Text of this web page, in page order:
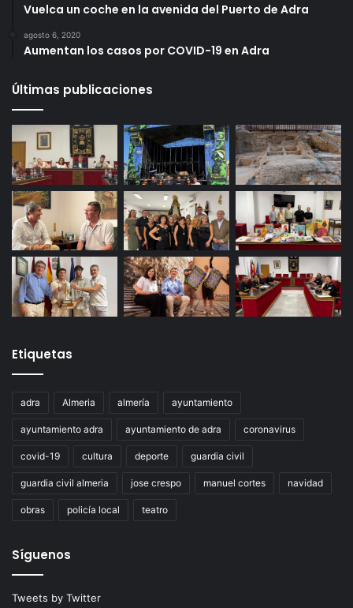
Vuelca un coche en la avenida del Puerto de Adra
agosto 6, 2020
Aumentan los casos por COVID-19 en Adra
Últimas publicaciones
Etiquetas
adra Almeria almería ayuntamiento
ayuntamiento adra ayuntamiento de adra coronavirus
covid-19 cultura deporte guardia civil
guardia civil almeria jose crespo manuel cortes navidad
obras policía local teatro
Síguenos
Tweets by Twitter